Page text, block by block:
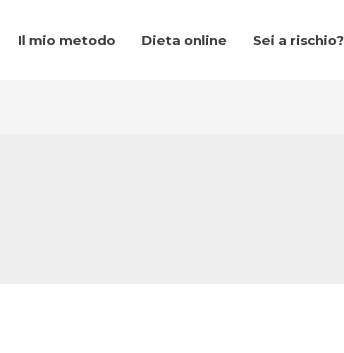
Il mio metodo Dieta online Sei a rischio?